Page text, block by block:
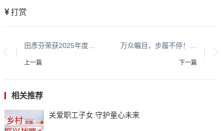
打赏
田彥芬荣获2025年度亚太地区“风尚女王”卓越冠军
上一篇 下一篇
相关推荐
关爱职工子女 守护童心未来